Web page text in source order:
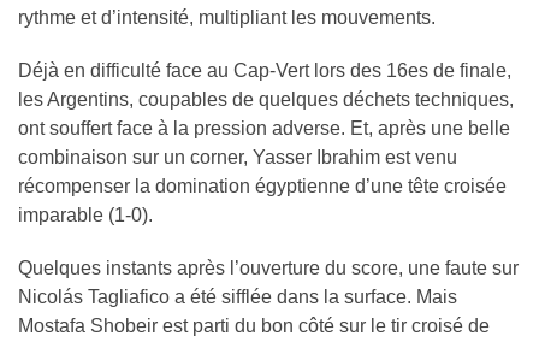
rythme et d’intensité, multipliant les mouvements.
Déjà en difficulté face au Cap-Vert lors des 16es de finale,
les Argentins, coupables de quelques déchets techniques,
ont souffert face à la pression adverse. Et, après une belle
combinaison sur un corner, Yasser Ibrahim est venu
récompenser la domination égyptienne d’une tête croisée
imparable (1-0).
Quelques instants après l’ouverture du score, une faute sur
Nicolás Tagliafico a été sifflée dans la surface. Mais
Mostafa Shobeir est parti du bon côté sur le tir croisé de